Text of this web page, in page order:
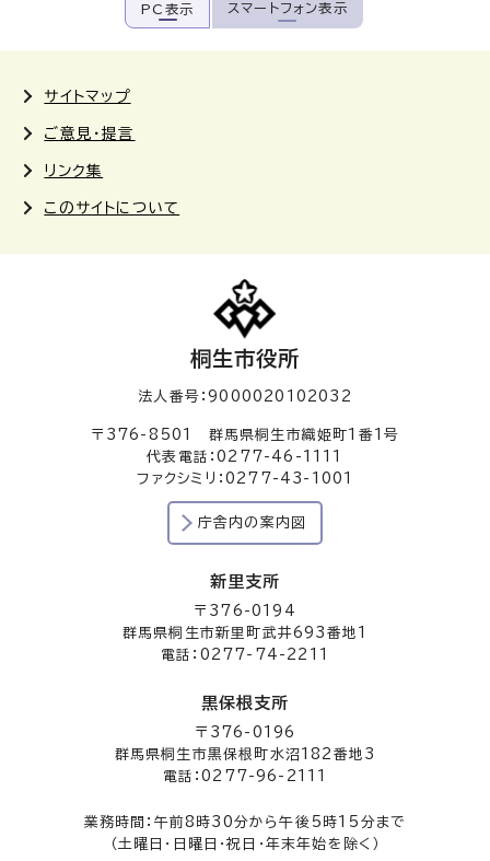
PC表示 スマートフォン表示
サイトマップ
ご意見・提言
リンク集
このサイトについて
桐生市役所
法人番号：9000020102032
〒376-8501 群馬県桐生市織姫町1番1号
代表電話：0277-46-1111
ファクシミリ：0277-43-1001
庁舎内の案内図
新里支所
〒376-0194
群馬県桐生市新里町武井693番地1
電話：0277-74-2211
黒保根支所
〒376-0196
群馬県桐生市黒保根町水沼182番地3
電話：0277-96-2111
業務時間：午前8時30分から午後5時15分まで
（土曜日・日曜日・祝日・年末年始を除く）